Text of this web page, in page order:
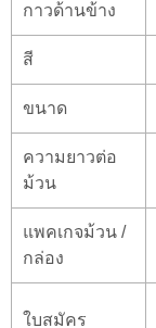
กาวด้านข้าง
สี
ขนาด
ความยาวต่อ
ม้วน
แพคเกจม้วน /
กล่อง
ใบสมัคร